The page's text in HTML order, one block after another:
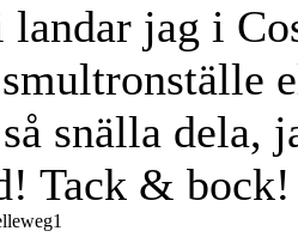
landar jag i
snälla dela,
Tack & bock!